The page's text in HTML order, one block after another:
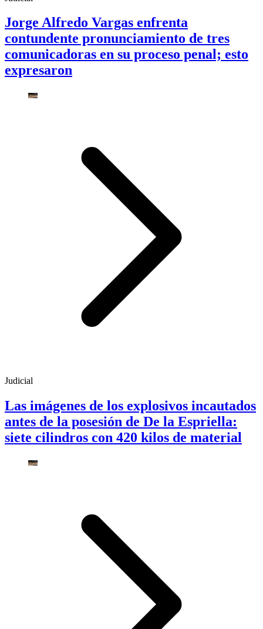
Jorge Alfredo Vargas enfrenta
contundente pronunciamiento de tres
comunicadoras en su proceso penal; esto
expresaron
Judicial
Las imágenes de los explosivos incautados
antes de la posesión de De la Espriella:
siete cilindros con 420 kilos de material